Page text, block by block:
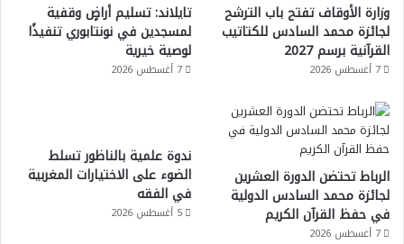
وزارة الأوقاف تفتح باب الترشح
لجائزة محمد السادس للكتاتيب
القرآنية برسم 2027
7 أغسطس 2026
تايلاند: تسليم أراضٍ وقفية
لمسجدين في نونتابوري تنفيذًا
لوصية خيرية
7 أغسطس 2026
الرباط تحتضن الدورة العشرين
لجائزة محمد السادس الدولية
في حفظ القرآن الكريم
7 أغسطس 2026
ندوة علمية بالناظور تسلط
الضوء على الاختيارات المغربية
في الفقه
5 أغسطس 2026